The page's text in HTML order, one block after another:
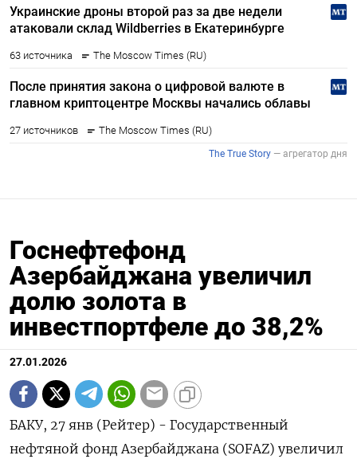
Госнефтефонд
Азербайджана увеличил
долю золота в
инвестпортфеле до 38,2%
27.01.2026
БАКУ, 27 янв (Рейтер) - Государственный
нефтяной фонд Азербайджана (SOFAZ) увеличил